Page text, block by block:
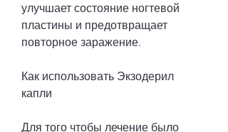
улучшает состояние ногтевой
пластины и предотвращает
повторное заражение.
Как использовать Экзодерил
капли
Для того чтобы лечение было